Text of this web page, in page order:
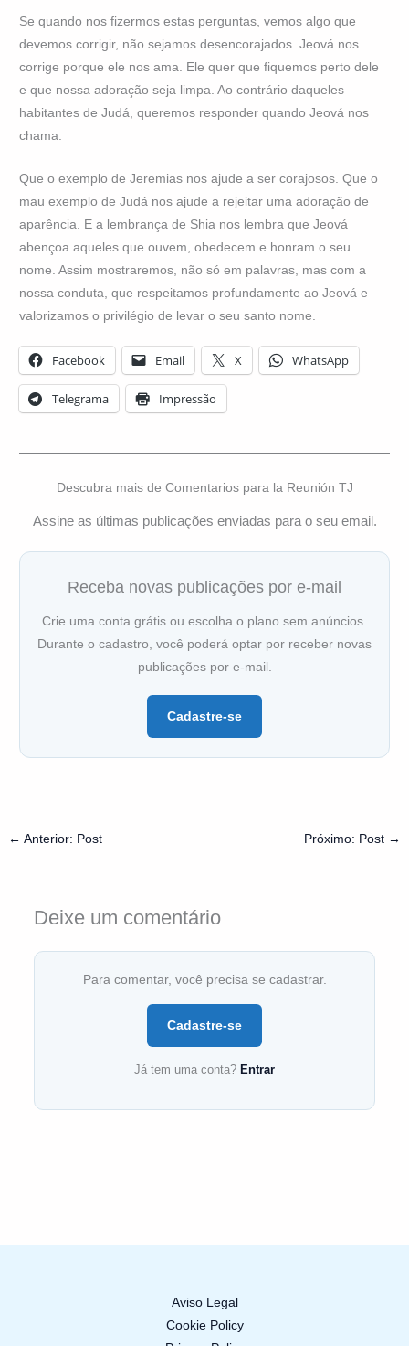
Se quando nos fizermos estas perguntas, vemos algo que
devemos corrigir, não sejamos desencorajados. Jeová nos
corrige porque ele nos ama. Ele quer que fiquemos perto dele
e que nossa adoração seja limpa. Ao contrário daqueles
habitantes de Judá, queremos responder quando Jeová nos
chama.
Que o exemplo de Jeremias nos ajude a ser corajosos. Que o
mau exemplo de Judá nos ajude a rejeitar uma adoração de
aparência. E a lembrança de Shia nos lembra que Jeová
abençoa aqueles que ouvem, obedecem e honram o seu
nome. Assim mostraremos, não só em palavras, mas com a
nossa conduta, que respeitamos profundamente ao Jeová e
valorizamos o privilégio de levar o seu santo nome.
Facebook Email X WhatsApp
Telegrama Impressão
Descubra mais de Comentarios para la Reunión TJ
Assine as últimas publicações enviadas para o seu email.
Receba novas publicações por e-mail
Crie uma conta grátis ou escolha o plano sem anúncios.
Durante o cadastro, você poderá optar por receber novas
publicações por e-mail.
Cadastre-se
← Anterior: Post Próximo: Post →
Deixe um comentário
Para comentar, você precisa se cadastrar.
Cadastre-se
Já tem uma conta? Entrar
Aviso Legal
Cookie Policy